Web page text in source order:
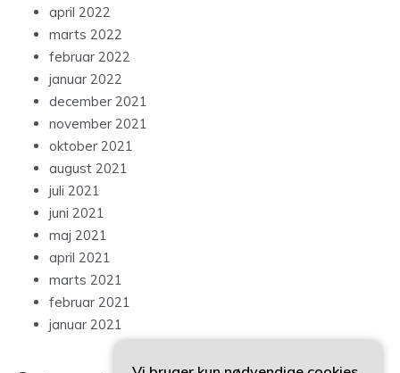
april 2022
marts 2022
februar 2022
januar 2022
december 2021
november 2021
oktober 2021
august 2021
juli 2021
juni 2021
maj 2021
april 2021
marts 2021
februar 2021
januar 2021